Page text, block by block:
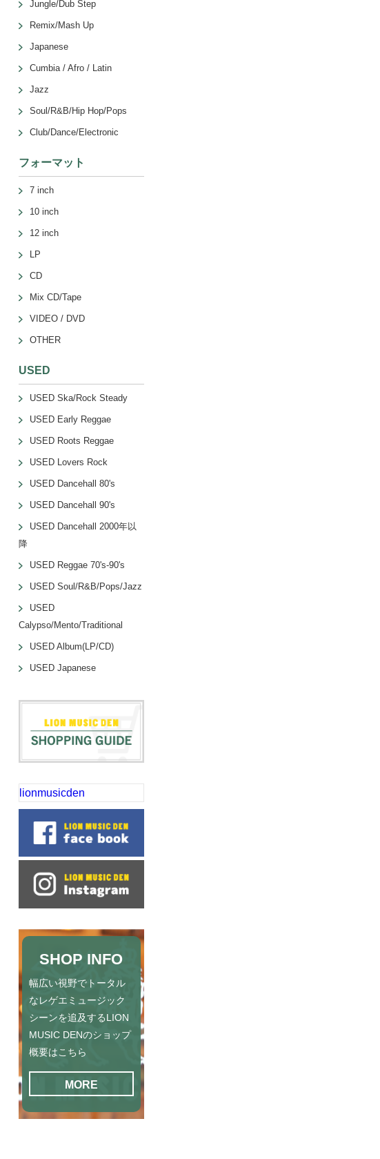
Jungle/Dub Step
Remix/Mash Up
Japanese
Cumbia / Afro / Latin
Jazz
Soul/R&B/Hip Hop/Pops
Club/Dance/Electronic
フォーマット
7 inch
10 inch
12 inch
LP
CD
Mix CD/Tape
VIDEO / DVD
OTHER
USED
USED Ska/Rock Steady
USED Early Reggae
USED Roots Reggae
USED Lovers Rock
USED Dancehall 80's
USED Dancehall 90's
USED Dancehall 2000年以
降
USED Reggae 70's-90's
USED Soul/R&B/Pops/Jazz
USED
Calypso/Mento/Traditional
USED Album(LP/CD)
USED Japanese
lionmusicden
SHOP INFO
幅広い視野でトータル
なレゲエミュージック
シーンを追及するLION
MUSIC DENのショップ
概要はこちら
MORE